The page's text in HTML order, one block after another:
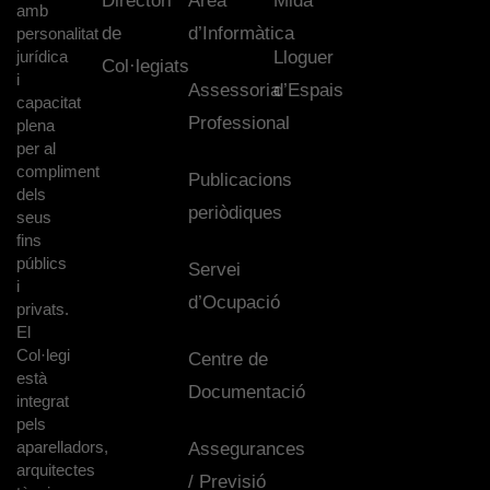
amb
personalitat
jurídica
i
capacitat
plena
per al
compliment
dels
seus
fins
públics
i
privats.
El
Col·legi
està
integrat
pels
aparelladors,
arquitectes
de
Col·legiats
d’Informàtica
Assessoria
Professional
Publicacions
periòdiques
Servei
d’Ocupació
Centre de
Documentació
Assegurances
/ Previsió
Lloguer
d’Espais